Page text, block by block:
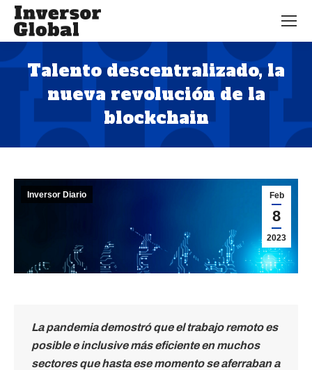
Talento descentralizado, la
nueva revolución de la
blockchain
Estás aquí:
Feb
8
2023
Inversor Diario
La pandemia demostró que el trabajo remoto es
posible e inclusive más eficiente en muchos
sectores que hasta ese momento se aferraban a